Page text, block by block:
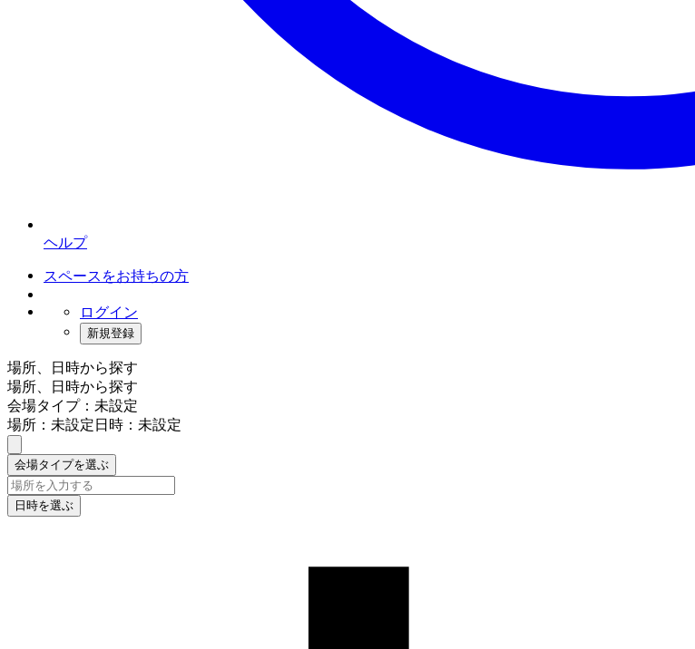
ヘルプ
スペースをお持ちの方
ログイン
新規登録
場所、日時から探す
場所、日時から探す
会場タイプ：未設定
場所：未設定日時：未設定
会場タイプを選ぶ
日時を選ぶ